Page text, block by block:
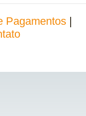
Pagamentos